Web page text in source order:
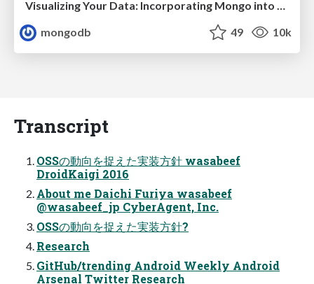
mongodb
49 10k
Transcript
OSSの動向を捉えた実装方針 wasabeef
DroidKaigi 2016
About me Daichi Furiya wasabeef
@wasabeef_jp CyberAgent, Inc.
OSSの動向を捉えた実装方針?
Research
GitHub/trending Android Weekly Android
Arsenal Twitter Research